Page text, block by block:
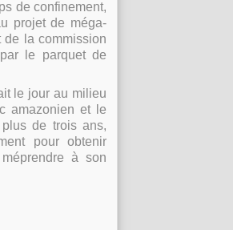
de confinement,
projet de méga-
la commission
le parquet de
le jour au milieu
amazonien et le
de trois ans,
pour obtenir
à son